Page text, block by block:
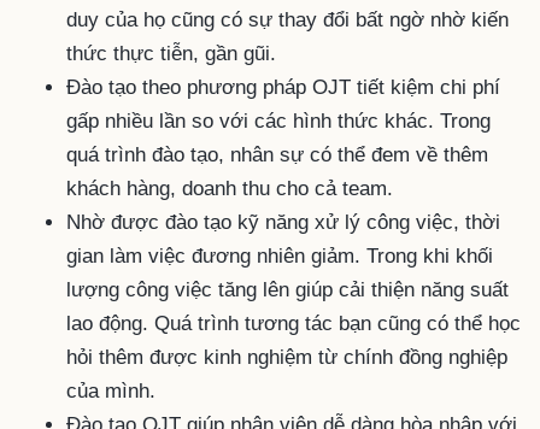
duy của họ cũng có sự thay đổi bất ngờ nhờ kiến
thức thực tiễn, gần gũi.
Đào tạo theo phương pháp OJT tiết kiệm chi phí
gấp nhiều lần so với các hình thức khác. Trong
quá trình đào tạo, nhân sự có thể đem về thêm
khách hàng, doanh thu cho cả team.
Nhờ được đào tạo kỹ năng xử lý công việc, thời
gian làm việc đương nhiên giảm. Trong khi khối
lượng công việc tăng lên giúp cải thiện năng suất
lao động. Quá trình tương tác bạn cũng có thể học
hỏi thêm được kinh nghiệm từ chính đồng nghiệp
của mình.